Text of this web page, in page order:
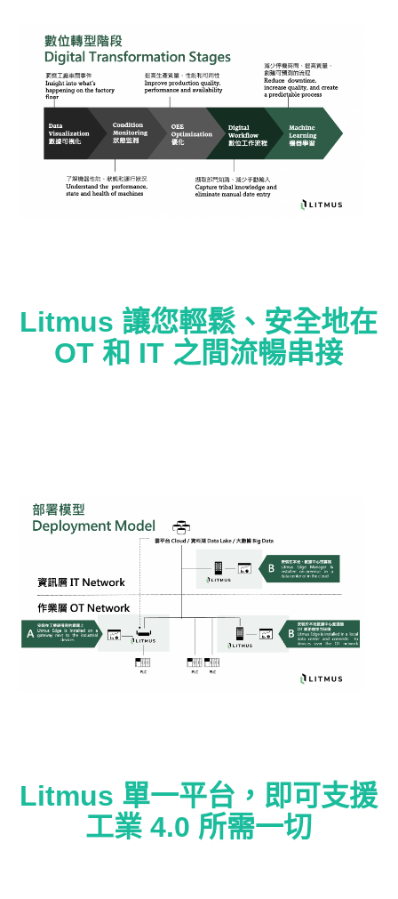
Litmus 讓您輕鬆、安全地在
OT 和 IT 之間流暢串接
Litmus 單一平台，即可支援
工業 4.0 所需一切